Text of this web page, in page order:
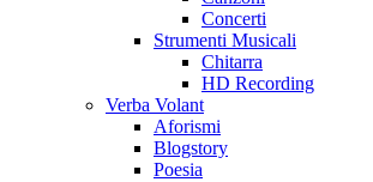
Concerti
Strumenti Musicali
Chitarra
HD Recording
Verba Volant
Aforismi
Blogstory
Poesia